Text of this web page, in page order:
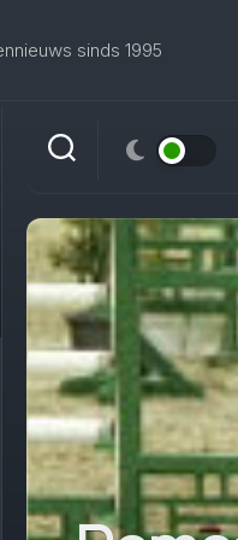
sinds 1995